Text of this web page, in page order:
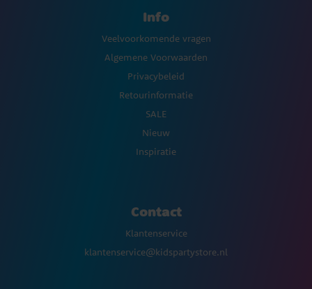
Info
Veelvoorkomende vragen
Algemene Voorwaarden
Privacybeleid
Retourinformatie
SALE
Nieuw
Inspiratie
Contact
Klantenservice
klantenservice@kidspartystore.nl